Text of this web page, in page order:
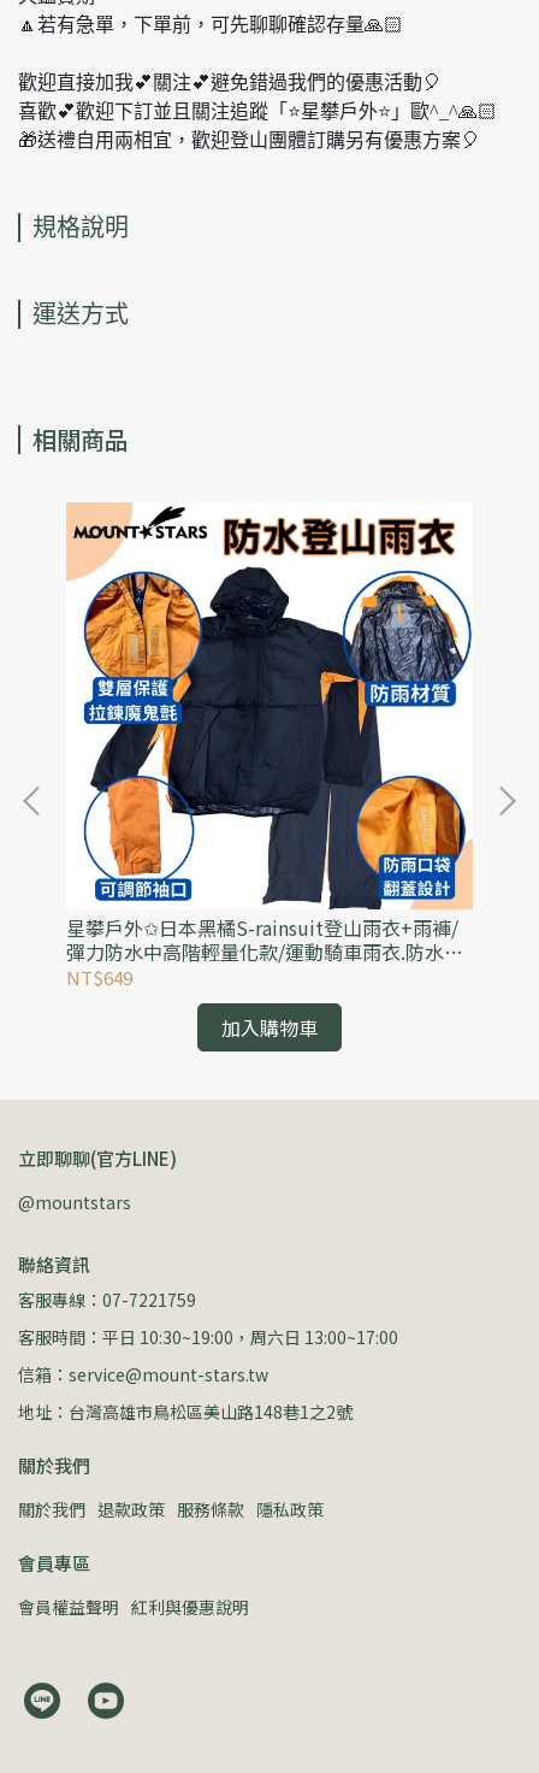
🔼若有急單，下單前，可先聊聊確認存量🙏🏻
歡迎直接加我💕關注💕避免錯過我們的優惠活動🎈
喜歡💕歡迎下訂並且關注追蹤「⭐️星攀戶外⭐️」歐^_^🙏🏻
🎁送禮自用兩相宜，歡迎登山團體訂購另有優惠方案🎈
規格說明
運送方式
相關商品
星攀戶外✩日本黑橘S-rainsuit登山雨衣+雨褲/
彈力防水中高階輕量化款/運動騎車雨衣.防水透
氣雨衣(可當風雨衣)
NT$649
加入購物車
立即聊聊(官方LINE)
@mountstars
聯絡資訊
客服專線：07-7221759
客服時間：平日 10:30~19:00，周六日 13:00~17:00
信箱：service@mount-stars.tw
地址：台灣高雄市鳥松區美山路148巷1之2號
關於我們
關於我們 退款政策 服務條款 隱私政策
會員專區
會員權益聲明 紅利與優惠說明